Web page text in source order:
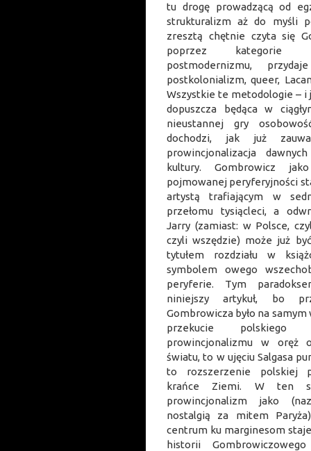
tu drogę prowadzącą od
strukturalizm aż do myśli
zresztą chętnie czyta się
poprzez kategorie
postmodernizmu,
postkolonializm, queer,
Wszystkie te metodologie – i
dopuszcza będąca w
nieustannej gry
dochodzi, jak już
prowincjonalizacja
kultury. Gombrowicz
pojmowanej peryferyjności
artystą trafiającym w
przełomu tysiącleci, a
Jarry (zamiast: w Polsce,
czyli wszędzie) może już
tytułem rozdziału w
symbolem owego
peryferie. Tym
niniejszy artykuł, bo
Gombrowicza było na
przekucie polskiego
prowincjonalizmu w oręż
światu, to w ujęciu Salgasa
to rozszerzenie polskiej
krańce Ziemi. W ten
prowincjonalizm jako
nostalgią za mitem
centrum ku marginesom
historii